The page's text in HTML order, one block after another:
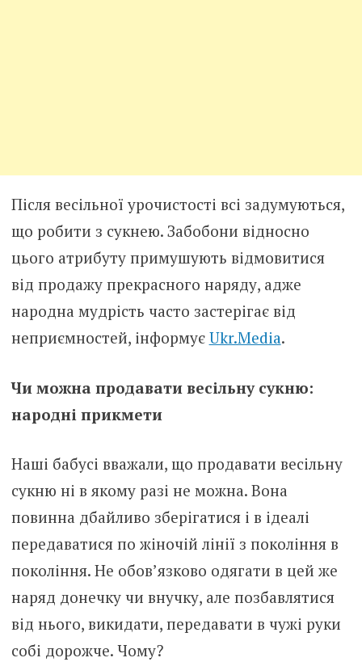
Після весільної урочистості всі задумуються,
що робити з сукнею. Забобони відносно
цього атрибуту примушують відмовитися
від продажу прекрасного наряду, адже
народна мудрість часто застерігає від
неприємностей, інформує Ukr.Media.
Чи можна продавати весільну сукню:
народні прикмети
Наші бабусі вважали, що продавати весільну
сукню ні в якому разі не можна. Вона
повинна дбайливо зберігатися і в ідеалі
передаватися по жіночій лінії з покоління в
покоління. Не обов’язково одягати в цей же
наряд донечку чи внучку, але позбавлятися
від нього, викидати, передавати в чужі руки
собі дорожче. Чому?